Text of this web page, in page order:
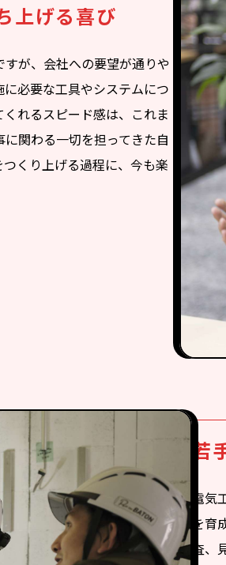
上げる喜び
が、会社への要望が通りや
必要な工具やシステムにつ
れるスピード感は、これま
関わる一切を担ってきた自
くり上げる過程に、今も楽
若
電
を
査